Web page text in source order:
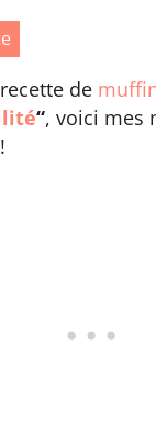
de
“, voici mes